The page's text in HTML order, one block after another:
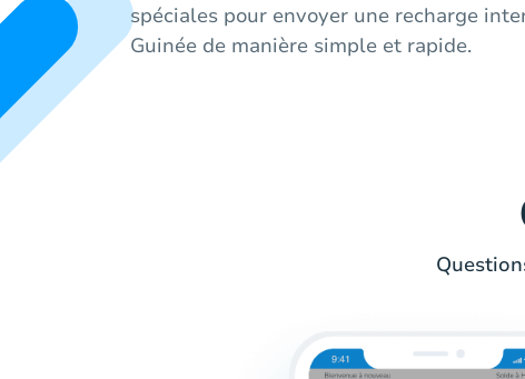
spéciales pour envoyer une recharge
Guinée de manière simple et rapide.